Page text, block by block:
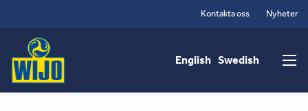
huvudinnehåll
Kontakta oss Nyheter
Main
navigation
English Swedish